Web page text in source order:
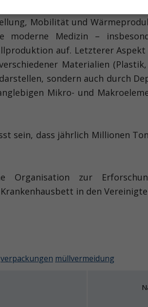
beschäftigen derzeit Politik,
Mobilität und
moderne Medizin –
auf. Letzterer
Materialien
sondern auch durch
Mikro- und
sein, dass jährlich Millionen
Organisation zur
in den
verpackungen müllvermeidung